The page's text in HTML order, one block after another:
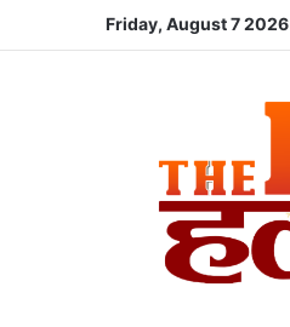
Friday, August 7 2026